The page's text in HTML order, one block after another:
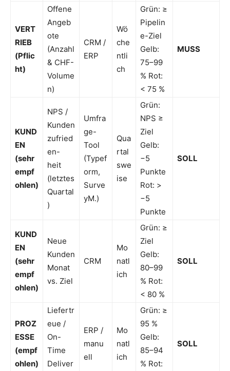
VERT
RIEB
(Pflic
ht)
Offene
Angeb
ote
(Anzahl
& CHF-
Volume
n)
CRM /
ERP
Wö
che
ntli
ch
Grün: ≥
Pipelin
e-Ziel
Gelb:
75–99
% Rot:
< 75 %
MUSS
KUND
EN
(sehr
empf
ohlen)
NPS /
Kunden
zufried
en-
heit
(letztes
Quartal
)
Umfra
ge-
Tool
(Typef
orm,
Surve
yM.)
Qua
rtal
swe
ise
Grün:
NPS ≥
Ziel
Gelb:
−5
Punkte
Rot: >
−5
Punkte
SOLL
KUND
EN
(sehr
empf
ohlen)
Neue
Kunden
Monat
vs. Ziel
CRM
Mo
natl
ich
Grün: ≥
Ziel
Gelb:
80–99
% Rot:
< 80 %
SOLL
PROZ
ESSE
(empf
ohlen)
Liefertr
eue /
On-
Time
Deliver
ERP /
manu
ell
Mo
natl
ich
Grün: ≥
95 %
Gelb:
85–94
% Rot:
SOLL